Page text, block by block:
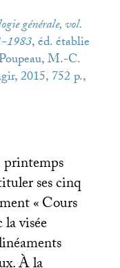
générale, vol.
1983, éd. établie
M.-C.
2015, 752 p.,
printemps
ses cinq
«Cours
la visée